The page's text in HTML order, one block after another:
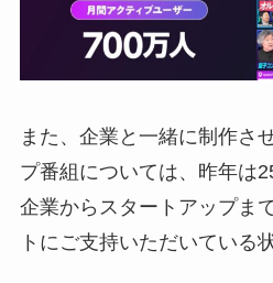
また、企業と一緒に制作さ
プ番組については、昨年は
企業からスタートアップま
トにご支持いただいている